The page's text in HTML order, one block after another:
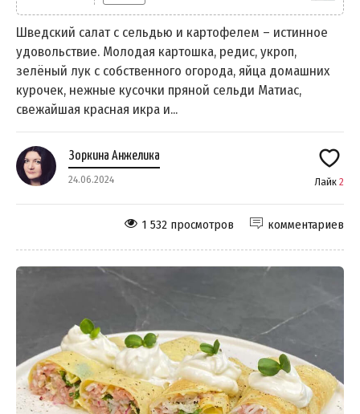
Шведский салат с сельдью и картофелем – истинное
удовольствие. Молодая картошка, редис, укроп,
зелёный лук с собственного огорода, яйца домашних
курочек, нежные кусочки пряной сельди Матиac,
свежайшая красная икра и...
Зоркина Анжелика
24.06.2024 Лайк 2
комментариев
1 532 просмотров